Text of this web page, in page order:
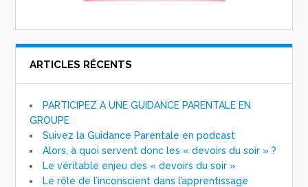
ARTICLES RÉCENTS
PARTICIPEZ A UNE GUIDANCE PARENTALE EN
GROUPE
Suivez la Guidance Parentale en podcast
Alors, à quoi servent donc les « devoirs du soir » ?
Le véritable enjeu des « devoirs du soir »
Le rôle de l’inconscient dans l’apprentissage